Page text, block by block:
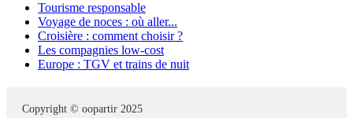
Tourisme responsable
Voyage de noces : où aller...
Croisière : comment choisir ?
Les compagnies low-cost
Europe : TGV et trains de nuit
Copyright © oopartir 2025